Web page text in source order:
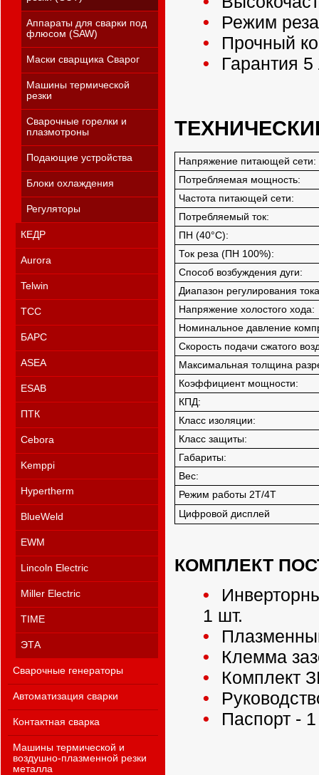
Аппараты для сварки под
флюсом (SAW)
Маски сварщика Сварог
Машины термической
резки
Сварочные горелки и
плазмотроны
Подающие устройства
Блоки охлаждения
Регуляторы
КЕДР
Aurora
Telwin
ТСС
БАРС
ASEA
ESAB
ПТК
Cebora
Kemppi
Hypertherm
BlueWeld
EWM
Lincoln Electric
Miller Electric
TIME
ЭТА
Сварочные генераторы
Автоматизация сварки
Контактная сварка
Машины термической и
воздушно-плазменной резки
металла
Режим
Прочный
Гарантия 5
Напряжение питающей сети:
Потребляемая мощность:
Частота питающей сети:
Потребляемый ток:
ПН (40°C):
Ток реза (ПН 100%):
Способ возбуждения дуги:
Диапазон регулирования
Напряжение холостого хода:
Номинальное давление
Скорость подачи сжатого
Максимальная толщина
Коэффициент мощности:
КПД:
Класс изоляции:
Класс защиты:
Габариты:
Вес:
Режим работы 2Т/4Т
Цифровой дисплей
КОМПЛЕКТ
1 шт.
Клемма
Комплект
Паспорт -